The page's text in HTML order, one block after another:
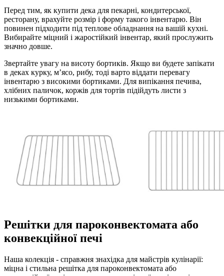
Перед тим, як купити дека для пекарні, кондитерської,
ресторану, врахуйте розмір і форму такого інвентарю. Він
повинен підходити під теплове обладнання на вашій кухні.
Вибирайте міцний і жаростійкий інвентар, який прослужить
значно довше.
Звертайте увагу на висоту бортиків. Якщо ви будете запікати
в деках курку, м’ясо, рибу, тоді варто віддати перевагу
інвентарю з високими бортиками. Для випікання печива,
хлібних паличок, коржів для тортів підійдуть листи з
низькими бортиками.
Решітки для пароконвектомата або
конвекційної печі
Наша колекція - справжня знахідка для майстрів кулінарії:
міцна і стильна решітка для пароконвектомата або